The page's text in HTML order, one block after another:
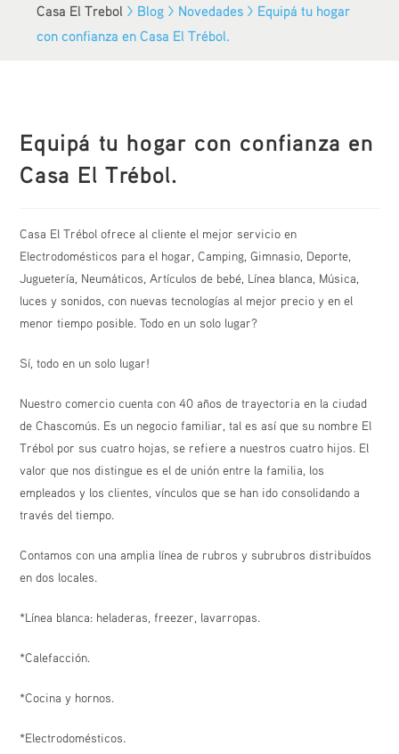
Casa El Trebol > Blog > Novedades > Equipá tu hogar
con confianza en Casa El Trébol.
Equipá tu hogar con confianza en
Casa El Trébol.
Casa El Trébol ofrece al cliente el mejor servicio en
Electrodomésticos para el hogar, Camping, Gimnasio, Deporte,
Juguetería, Neumáticos, Artículos de bebé, Línea blanca, Música,
luces y sonidos, con nuevas tecnologías al mejor precio y en el
menor tiempo posible. Todo en un solo lugar?
Sí, todo en un solo lugar!
Nuestro comercio cuenta con 40 años de trayectoria en la ciudad
de Chascomús. Es un negocio familiar, tal es así que su nombre El
Trébol por sus cuatro hojas, se refiere a nuestros cuatro hijos. El
valor que nos distingue es el de unión entre la familia, los
empleados y los clientes, vínculos que se han ido consolidando a
través del tiempo.
Contamos con una amplia línea de rubros y subrubros distribuídos
en dos locales.
*Línea blanca: heladeras, freezer, lavarropas.
*Calefacción.
*Cocina y hornos.
*Electrodomésticos.